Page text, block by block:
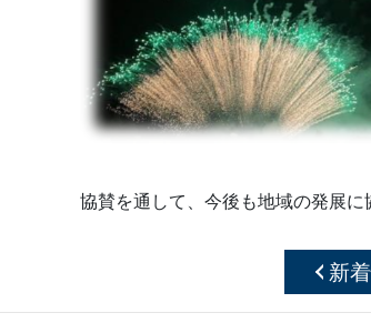
協賛を通して、今後も地域の発展に
新